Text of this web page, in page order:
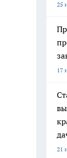
25
17
21